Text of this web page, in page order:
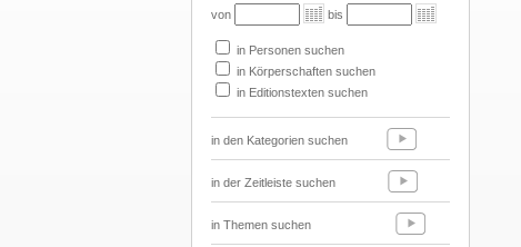
von bis
in Personen suchen
in Körperschaften suchen
in Editionstexten suchen
in den Kategorien suchen
in der Zeitleiste suchen
in Themen suchen